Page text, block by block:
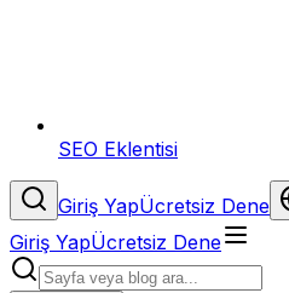
SEO Eklentisi
Giriş YapÜcretsiz Dene
Giriş YapÜcretsiz Dene